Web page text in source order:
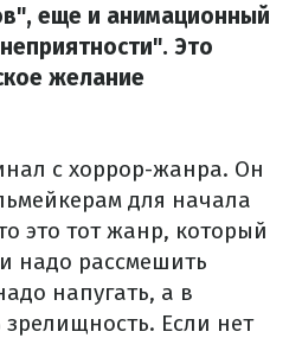
еще и анимационный
Это
желание
с хоррор-жанра. Он
для начала
это тот жанр, который
надо рассмешить
напугать, а в
Если нет